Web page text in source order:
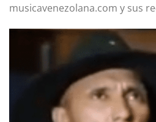
musicavenezolana.com y sus